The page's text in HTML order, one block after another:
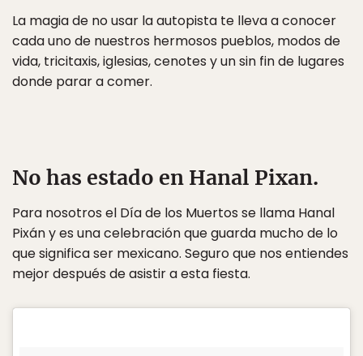
La magia de no usar la autopista te lleva a conocer
cada uno de nuestros hermosos pueblos, modos de
vida, tricitaxis, iglesias, cenotes y un sin fin de lugares
donde parar a comer.
No has estado en Hanal Pixan.
Para nosotros el Día de los Muertos se llama Hanal
Pixán y es una celebración que guarda mucho de lo
que significa ser mexicano. Seguro que nos entiendes
mejor después de asistir a esta fiesta.